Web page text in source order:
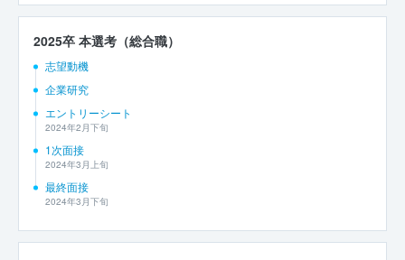
2025卒 本選考（総合職）
志望動機
企業研究
エントリーシート
2024年2月下旬
1次面接
2024年3月上旬
最終面接
2024年3月下旬